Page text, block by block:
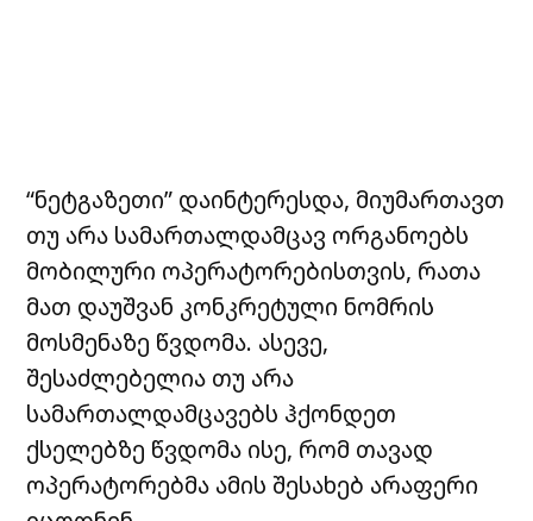
“ნეტგაზეთი” დაინტერესდა, მიუმართავთ
თუ არა სამართალდამცავ ორგანოებს
მობილური ოპერატორებისთვის, რათა
მათ დაუშვან კონკრეტული ნომრის
მოსმენაზე წვდომა. ასევე,
შესაძლებელია თუ არა
სამართალდამცავებს ჰქონდეთ
ქსელებზე წვდომა ისე, რომ თავად
ოპერატორებმა ამის შესახებ არაფერი